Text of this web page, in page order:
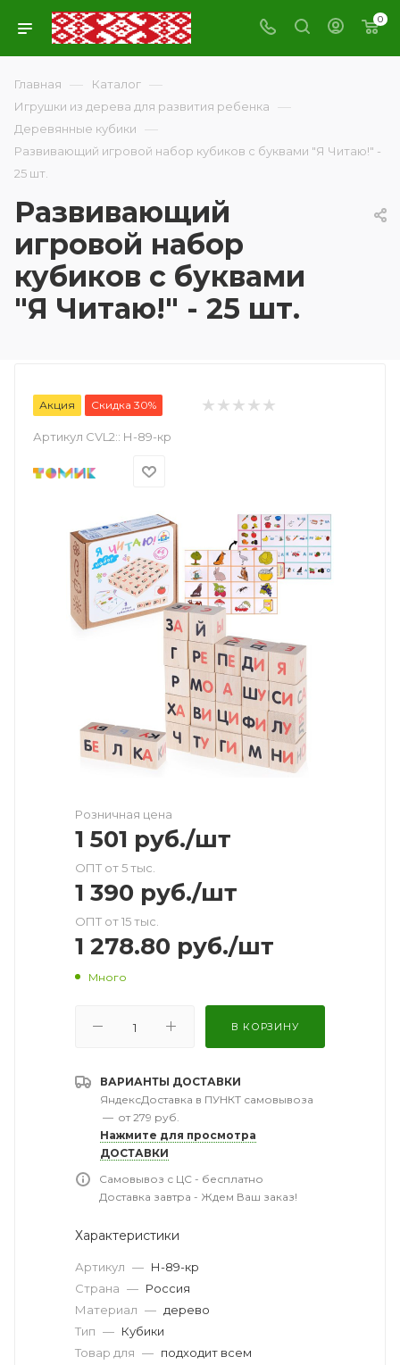
0
Главная — Каталог —
Игрушки из дерева для развития ребенка —
Деревянные кубики —
Развивающий игровой набор кубиков с буквами "Я Читаю!" -
25 шт.
Развивающий
игровой набор
кубиков с буквами
"Я Читаю!" - 25 шт.
Акция Скидка 30%
Артикул CVL2:: Н-89-кр
Розничная цена
1 501 руб./шт
ОПТ от 5 тыс.
1 390 руб./шт
ОПТ от 15 тыс.
1 278.80 руб./шт
Много
В КОРЗИНУ
ВАРИАНТЫ ДОСТАВКИ
ЯндексДоставка в ПУНКТ самовывоза
— от 279 руб.
Нажмите для просмотра
ДОСТАВКИ
Самовывоз с ЦС - бесплатно
Доставка завтра - Ждем Ваш заказ!
Характеристики
Артикул — Н-89-кр
Страна — Россия
Материал — дерево
Тип — Кубики
Товар для — подходит всем